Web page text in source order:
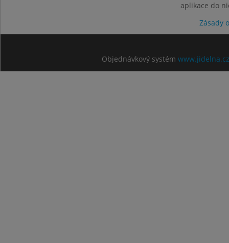
aplikace do
Zásady
Objednávkový systém www.jidelna.cz